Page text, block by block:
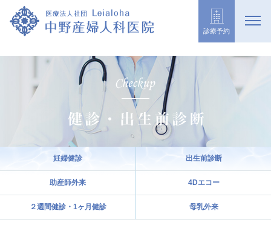
診療予約
妊婦健診 出生前診断
助産師外来 4Dエコー
２週間健診・1ヶ月健診 母乳外来